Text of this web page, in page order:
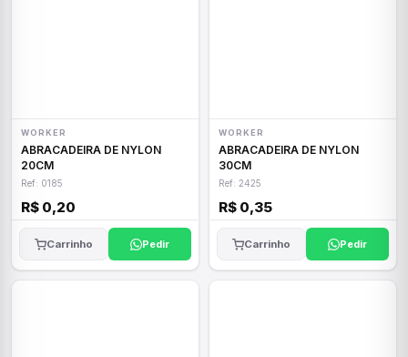
WORKER
ABRACADEIRA DE NYLON
20CM
Ref: 0185
R$ 0,20
Carrinho Pedir
WORKER
ABRACADEIRA DE NYLON
30CM
Ref: 2425
R$ 0,35
Carrinho Pedir